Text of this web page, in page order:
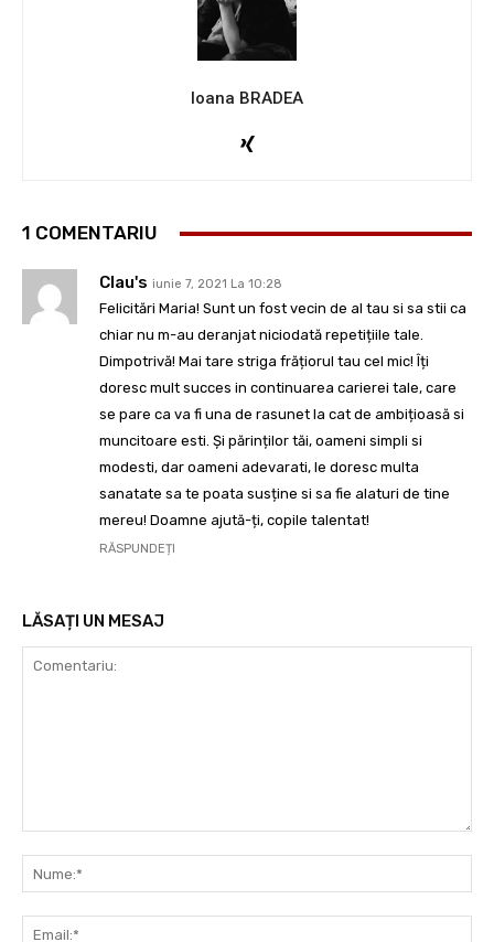
Ioana BRADEA
1 COMENTARIU
Clau's iunie 7, 2021 La 10:28
Felicitări Maria! Sunt un fost vecin de al tau si sa stii ca
chiar nu m-au deranjat niciodată repetițiile tale.
Dimpotrivă! Mai tare striga frățiorul tau cel mic! Îți
doresc mult succes in continuarea carierei tale, care
se pare ca va fi una de rasunet la cat de ambițioasă si
muncitoare esti. Și părinților tăi, oameni simpli si
modesti, dar oameni adevarati, le doresc multa
sanatate sa te poata susține si sa fie alaturi de tine
mereu! Doamne ajută-ți, copile talentat!
RĂSPUNDEȚI
LĂSAȚI UN MESAJ